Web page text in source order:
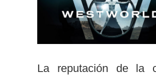
La reputación de la